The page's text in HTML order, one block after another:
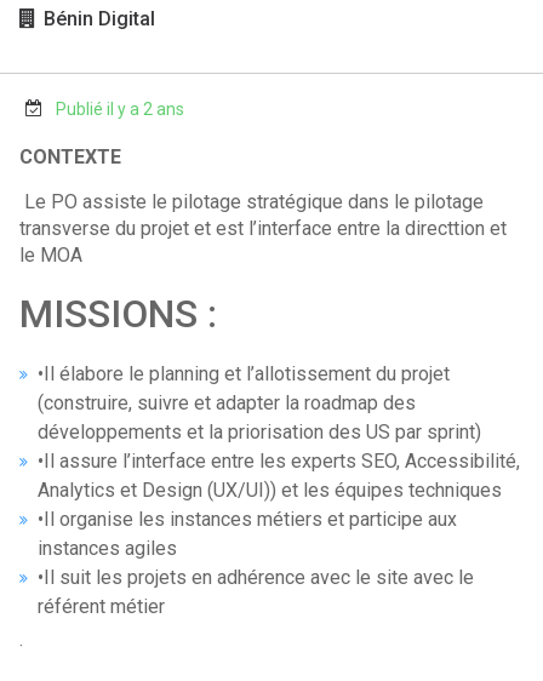
Bénin Digital
Publié il y a 2 ans
CONTEXTE
Le PO assiste le pilotage stratégique dans le pilotage
transverse du projet et est l’interface entre la directtion et
le MOA
MISSIONS :
•Il élabore le planning et l’allotissement du projet
(construire, suivre et adapter la roadmap des
développements et la priorisation des US par sprint)
•Il assure l’interface entre les experts SEO, Accessibilité,
Analytics et Design (UX/UI)) et les équipes techniques
•Il organise les instances métiers et participe aux
instances agiles
•Il suit les projets en adhérence avec le site avec le
référent métier
·